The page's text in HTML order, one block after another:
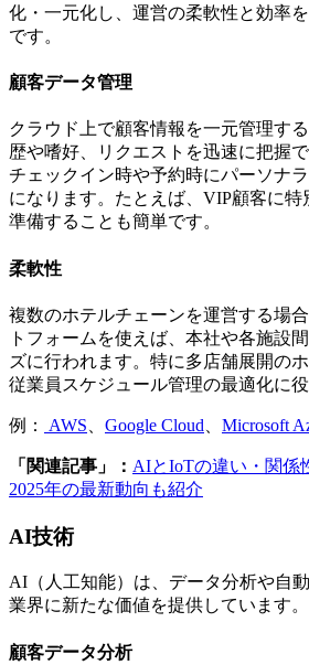
化・一元化し、運営の柔軟性と効率
です。
顧客データ管理
クラウド上で顧客情報を一元管理す
歴や嗜好、リクエストを迅速に把握
チェックイン時や予約時にパーソナ
になります。たとえば、VIP顧客に
準備することも簡単です。
柔軟性
複数のホテルチェーンを運営する場
トフォームを使えば、本社や各施設
ズに行われます。特に多店舗展開の
従業員スケジュール管理の最適化に
例： AWS Google Cloud Microsoft
「関連記事」： AIとIoTの違い・関係
2025年の最新動向も紹介
AI技術
AI（人工知能）は、データ分析や自
業界に新たな価値を提供しています。
顧客データ分析